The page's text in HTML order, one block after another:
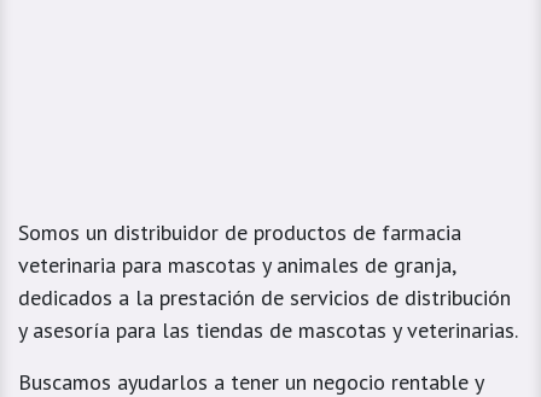
Somos un distribuidor de productos de farmacia
veterinaria para mascotas y animales de granja,
dedicados a la prestación de servicios de distribución
y asesoría para las tiendas de mascotas y veterinarias.
Buscamos ayudarlos a tener un negocio rentable y